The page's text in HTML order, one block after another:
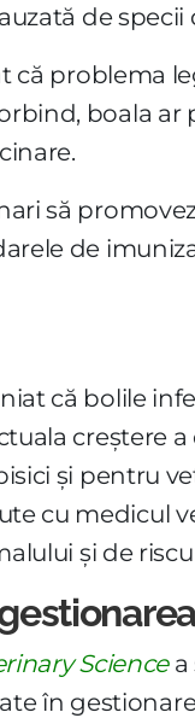
de specii
că problema
boala
să
de
că bolile
creștere
și pentru
cu medicul
și de
Sciencea
în